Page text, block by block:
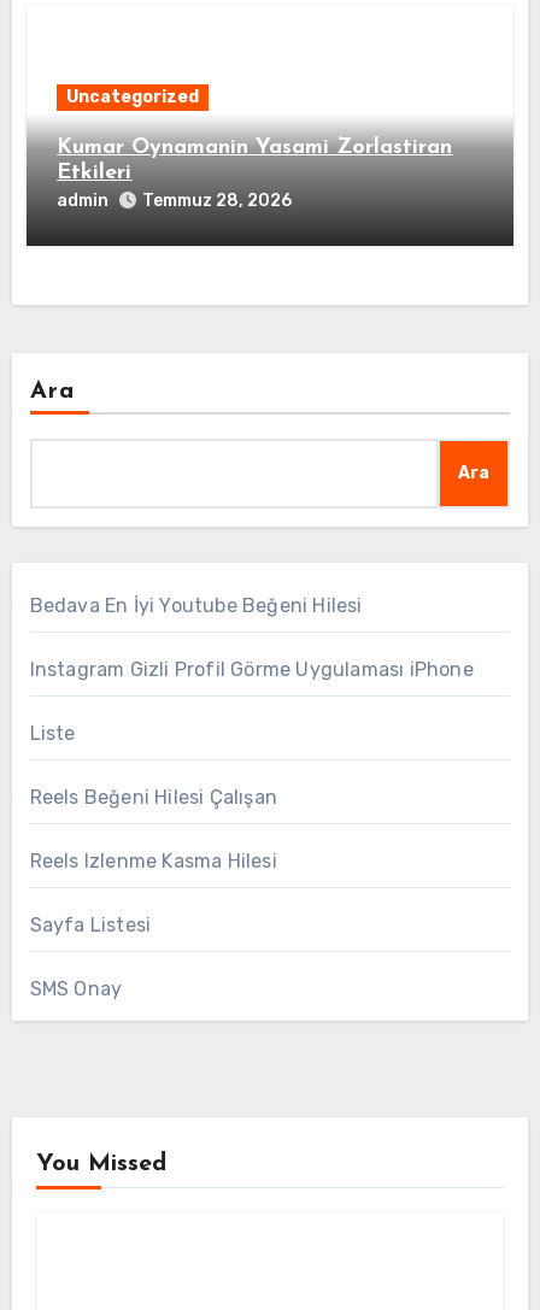
Uncategorized
Kumar Oynamanin Yasami Zorlastiran
Etkileri
admin Temmuz 28, 2026
Ara
Ara
Bedava En İyi Youtube Beğeni Hilesi
Instagram Gizli Profil Görme Uygulaması iPhone
Liste
Reels Beğeni Hilesi Çalışan
Reels Izlenme Kasma Hilesi
Sayfa Listesi
SMS Onay
You Missed